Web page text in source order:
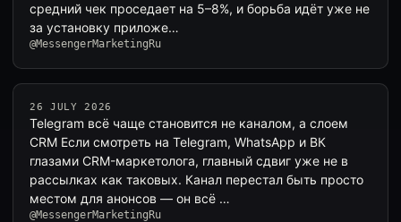
средний чек проседает на 5–8%, и борьба идёт уже не
за установку приложе…
@MessengerMarketingRu
26 JULY 2026
Telegram всё чаще становится не каналом, а слоем
CRM Если смотреть на Telegram, WhatsApp и ВК
глазами CRM-маркетолога, главный сдвиг уже не в
рассылках как таковых. Канал перестал быть просто
местом для анонсов — он всё …
@MessengerMarketingRu